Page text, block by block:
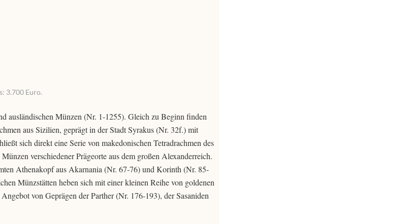
3.700 Euro.
ausländischen Münzen (Nr. 1-1255). Gleich zu Beginn finden
aus Sizilien, geprägt in der Stadt Syrakus (Nr. 32f.) mit
sich direkt eine Serie von makedonischen Tetradrachmen des
verschiedener Prägeorte aus dem großen Alexanderreich.
Athenakopf aus Akarnania (Nr. 67-76) und Korinth (Nr. 85-
Münzstätten heben sich mit einer kleinen Reihe von goldenen
von Geprägen der Parther (Nr. 176-193), der Sasaniden